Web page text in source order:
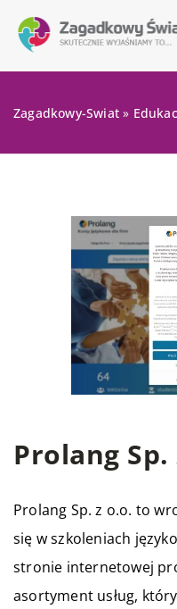
Zagadkowy-Swiat »
Prolang Sp.
Prolang Sp. z o.o. to
się w szkoleniach
stronie internetowej
asortyment usług,